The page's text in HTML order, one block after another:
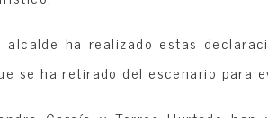
alcalde ha realizado estas
se ha retirado del escenario para